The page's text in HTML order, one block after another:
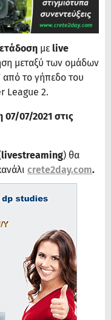
με live
μεταξύ των ομάδων
από το γήπεδο του
League 2.
07/07/2021 στις
livestreaming) θα
crete2day.com.